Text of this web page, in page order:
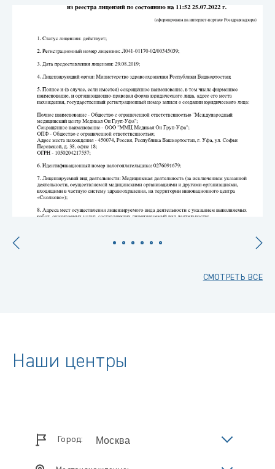
СМОТРЕТЬ ВСЕ
Наши центры
Город: